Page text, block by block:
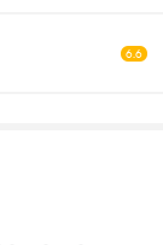
6.6